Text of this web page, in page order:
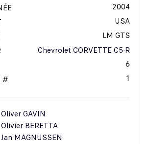
2004
USA
LM GTS
Chevrolet CORVETTE C5-R
6
#
1
OliverGAVIN
Olivier BERETTA
Jan MAGNUSSEN